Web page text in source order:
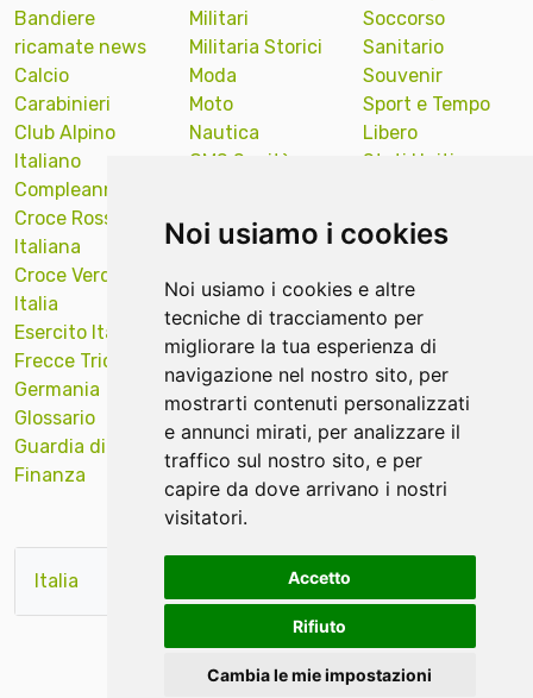
Noi usiamo i cookies
Noi usiamo i cookies e altre
tecniche di tracciamento per
migliorare la tua esperienza di
navigazione nel nostro sito, per
mostrarti contenuti personalizzati
e annunci mirati, per analizzare il
traffico sul nostro sito, e per
capire da dove arrivano i nostri
visitatori.
Accetto
Rifiuto
Cambia le mie impostazioni
Bandiere
ricamate news
Calcio
Carabinieri
Club Alpino
Italiano
Compleanno
Croce Rossa
Italiana
Croce Verde
Italia
Esercito Italiano
Frecce Tricolori
Germania
Glossario
Guardia di
Finanza
Militari
Militaria Storici
Moda
Moto
Nautica
OMS Sanità
Unite
Polizia Locale
ricamati news
Protezione Civile
Quadri Opere
Arte
Religiosi
Remove Before
Flight news
Soccorso
Sanitario
Souvenir
Sport e Tempo
Libero
Stati Uniti
Sub Diver
Sud Tirol
Targa Auto
Tecniche ricamo
Val Gardena
Veicoli Industriali
Venezia
Verona
Vigili del Fuoco
Italia verde